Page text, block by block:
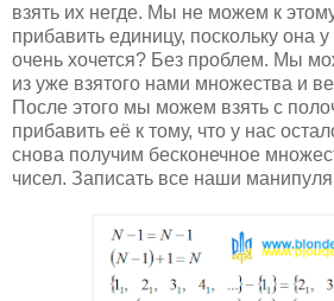
взять их негде. Мы не можем к
прибавить единицу, поскольку она
очень хочется? Без проблем. Мы
из уже взятого нами множества и
После этого мы можем взять с
прибавить её к тому, что у нас
снова получим бесконечное
чисел. Записать все наши